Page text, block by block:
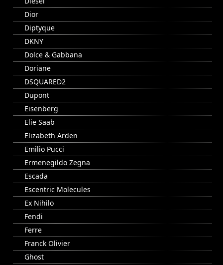
Dior
Diptyque
DKNY
Dolce & Gabbana
Doriane
DSQUARED2
Dupont
Eisenberg
Elie Saab
Elizabeth Arden
Emilio Pucci
Ermenegildo Zegna
Escada
Escentric Molecules
Ex Nihilo
Fendi
Ferre
Franck Olivier
Ghost